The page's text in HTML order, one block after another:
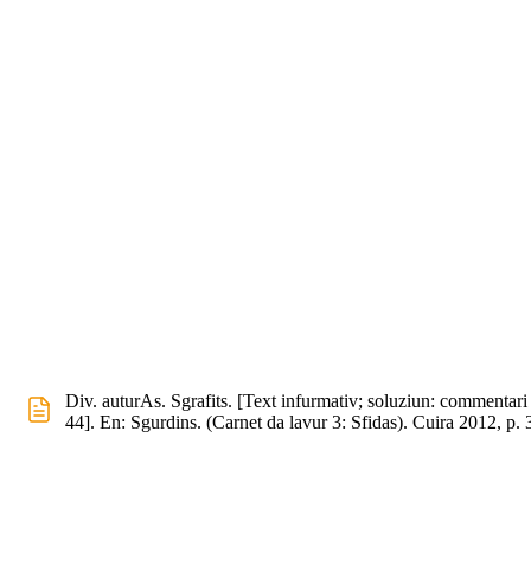
Div. auturAs. Sgrafits. [Text infurmativ; soluziun: commentari
44]. En: Sgurdins. (Carnet da lavur 3: Sfidas). Cuira 2012, p.